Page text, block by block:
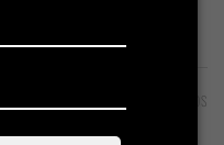
12 PRODUTOS